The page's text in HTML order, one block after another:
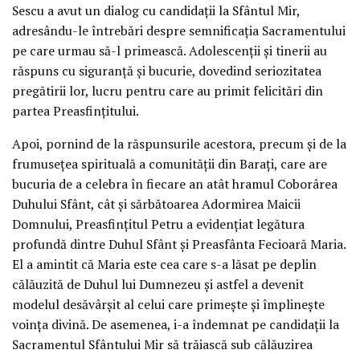
Sescu a avut un dialog cu candidații la Sfântul Mir,
adresându-le întrebări despre semnificația Sacramentului
pe care urmau să-l primească. Adolescenții și tinerii au
răspuns cu siguranță și bucurie, dovedind seriozitatea
pregătirii lor, lucru pentru care au primit felicitări din
partea Preasfințitului.
Apoi, pornind de la răspunsurile acestora, precum și de la
frumusețea spirituală a comunității din Barați, care are
bucuria de a celebra în fiecare an atât hramul Coborârea
Duhului Sfânt, cât și sărbătoarea Adormirea Maicii
Domnului, Preasfințitul Petru a evidențiat legătura
profundă dintre Duhul Sfânt și Preasfânta Fecioară Maria.
El a amintit că Maria este cea care s-a lăsat pe deplin
călăuzită de Duhul lui Dumnezeu și astfel a devenit
modelul desăvârșit al celui care primește și împlinește
voința divină. De asemenea, i-a îndemnat pe candidații la
Sacramentul Sfântului Mir să trăiască sub călăuzirea